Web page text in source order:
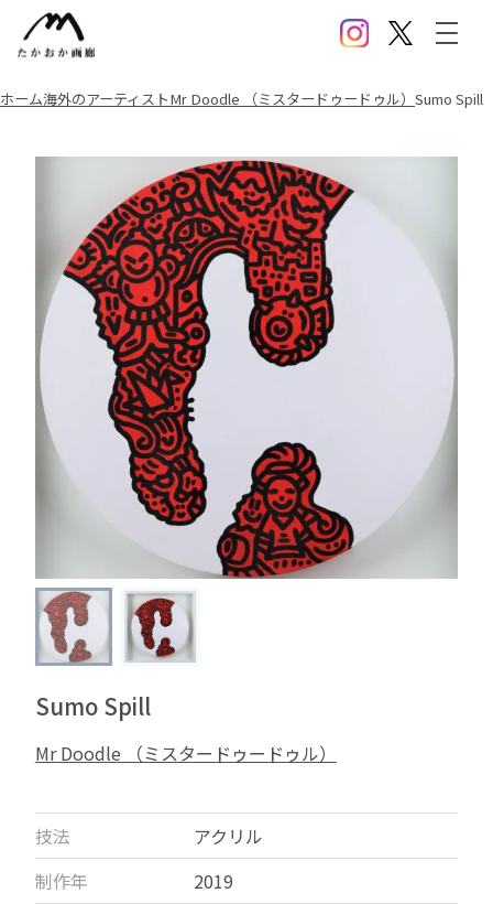
InstagramX(Twitter)
メニ
ホーム海外のアーティストMr Doodle （ミスタードゥードゥル） Sumo Spill
Sumo Spill
Mr Doodle （ミスタードゥードゥル）
技法
アクリル
制作年
2019